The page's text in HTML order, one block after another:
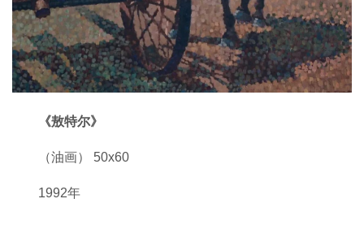
《敖特尔》
（油画） 50x60
1992年